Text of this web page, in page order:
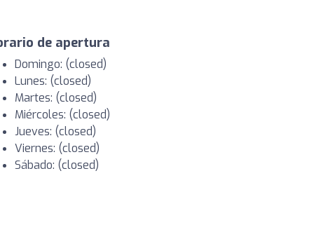
de apertura
Domingo: (closed)
Lunes: (closed)
Martes: (closed)
Miércoles: (closed)
Jueves: (closed)
Viernes: (closed)
Sábado: (closed)